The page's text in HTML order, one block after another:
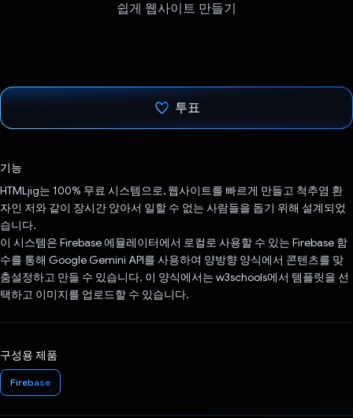
쉽게 웹사이트 만들기
투표
기능
HTMLjig는 100% 무료 시스템으로, 웹사이트를 빠르게 만들고 척추염 환
자인 저와 같이 장시간 앉아서 일할 수 없는 사람들을 돕기 위해 설계되었
습니다.
이 시스템은 Firebase 에뮬레이터에서 로컬로 사용할 수 있는 Firebase 함
수를 통해 Google Gemini API를 사용하여 양방향 양식에서 콘텐츠를 맞
춤설정하고 만들 수 있습니다. 이 양식에서는 w3schools에서 템플릿을 선
택하고 이미지를 업로드할 수 있습니다.
구성용 제품
Firebase